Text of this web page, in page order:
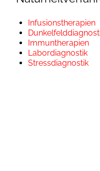
Infusionstherapien
Immuntherapien
Labordiagnostik
Stressdiagnostik